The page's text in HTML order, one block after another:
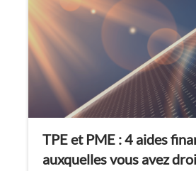
Achat groupé d’énergie
efficace pour négocier à
factures
Votre entreprise est répartie
avec des localisations
Vous…